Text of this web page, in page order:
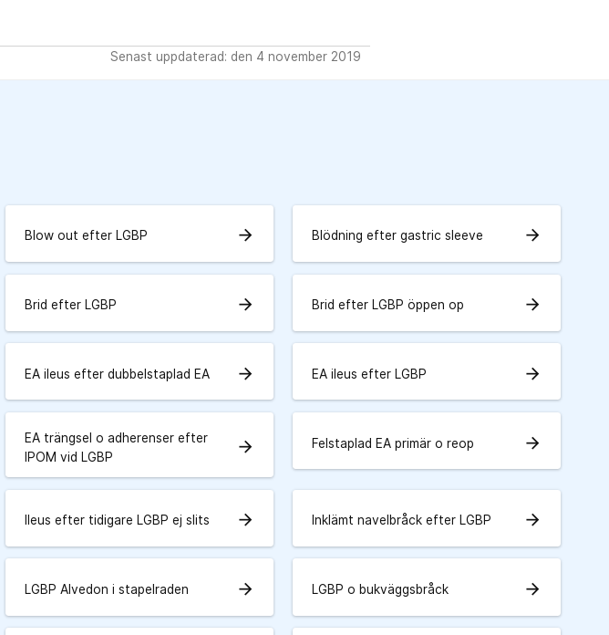
Senast uppdaterad: den 4 november 2019
Blow out efter LGBP arrow_forward Blödning efter gastric sleeve arrow_forward
Brid efter LGBP arrow_forward Brid efter LGBP öppen op arrow_forward
EA ileus efter dubbelstaplad EA arrow_forward EA ileus efter LGBP arrow_forward
EA trängsel o adherenser efter
IPOM vid LGBP
arrow_forward Felstaplad EA primär o reop arrow_forward
Ileus efter tidigare LGBP ej slits arrow_forward Inklämt navelbråck efter LGBP arrow_forward
LGBP Alvedon i stapelraden arrow_forward LGBP o bukväggsbråck arrow_forward